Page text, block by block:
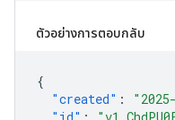
ตัวอย่างการตอบกลับ
{
"created" :